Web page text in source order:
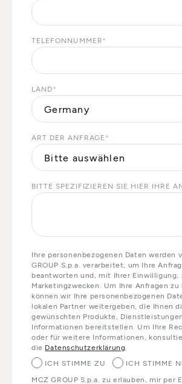
TELEFONNUMMER*
LAND*
ART DER ANFRAGE *
BITTE SPEZIFIZIEREN SIE HIER IHRE
Ihre personenbezogenen Daten werden
GROUP S.p.a. verarbeitet, um Ihre
beantworten und, mit Ihrer Einwilligung,
Marketingzwecken. Um Ihre Anfragen zu
können wir Ihre personenbezogenen
lokalen Partner weitergeben, die Ihnen
gewünschten Produkte,
Informationen bereitstellen. Um Ihre
oder für weitere Informationen,
die Datenschutzerklärung
ICH STIMME ZU
ICH STIMME
MCZ GROUP S.p.a. zu erlauben, mir per